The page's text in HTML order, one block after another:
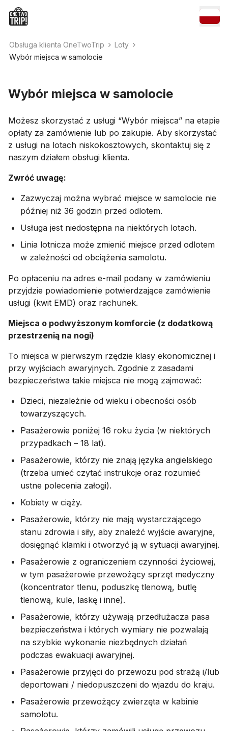
Obsługa klienta OneTwoTrip
Loty
Wybór miejsca w samolocie
Wybór miejsca w samolocie
Możesz skorzystać z usługi “Wybór miejsca” na etapie
opłaty za zamówienie lub po zakupie. Aby skorzystać
z usługi na lotach niskokosztowych, skontaktuj się z
naszym działem obsługi klienta.
Zwróć uwagę:
Zazwyczaj można wybrać miejsce w samolocie nie
później niż 36 godzin przed odlotem.
Usługa jest niedostępna na niektórych lotach.
Linia lotnicza może zmienić miejsce przed odlotem
w zależności od obciążenia samolotu.
Po opłaceniu na adres e-mail podany w zamówieniu
przyjdzie powiadomienie potwierdzające zamówienie
usługi (kwit EMD) oraz rachunek.
Miejsca o podwyższonym komforcie (z dodatkową
przestrzenią na nogi)
To miejsca w pierwszym rzędzie klasy ekonomicznej i
przy wyjściach awaryjnych. Zgodnie z zasadami
bezpieczeństwa takie miejsca nie mogą zajmować:
Dzieci, niezależnie od wieku i obecności osób
towarzyszących.
Pasażerowie poniżej 16 roku życia (w niektórych
przypadkach – 18 lat).
Pasażerowie, którzy nie znają języka angielskiego
(trzeba umieć czytać instrukcje oraz rozumieć
ustne polecenia załogi).
Kobiety w ciąży.
Pasażerowie, którzy nie mają wystarczającego
stanu zdrowia i siły, aby znaleźć wyjście awaryjne,
dosięgnąć klamki i otworzyć ją w sytuacji awaryjnej.
Pasażerowie z ograniczeniem czynności życiowej,
w tym pasażerowie przewożący sprzęt medyczny
(koncentrator tlenu, poduszkę tlenową, butlę
tlenową, kule, laskę i inne).
Pasażerowie, którzy używają przedłużacza pasa
bezpieczeństwa i których wymiary nie pozwalają
na szybkie wykonanie niezbędnych działań
podczas ewakuacji awaryjnej.
Pasażerowie przyjęci do przewozu pod strażą i/lub
deportowani / niedopuszczeni do wjazdu do kraju.
Pasażerowie przewożący zwierzęta w kabinie
samolotu.